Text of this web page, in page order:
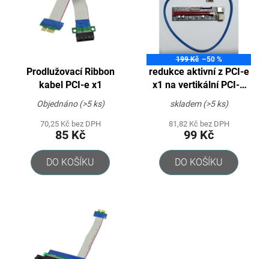
Prodlužovací Ribbon
kabel PCI-e x1
Objednáno(>5 ks)
70,25 Kč bez DPH
85 Kč
DO KOŠÍKU
199 Kč –50 %
redukce aktivní z PCI-e
x1 na vertikální PCI-e
x16 - Black edition (4p
MOLEX/2 x 6p PCIe/ )
»ver. 4«
skladem(>5 ks)
81,82 Kč bez DPH
99 Kč
DO KOŠÍKU